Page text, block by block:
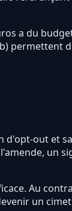
a du
permettent
d'opt-out et
un
Au
un